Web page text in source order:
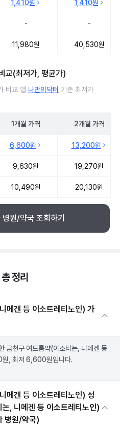
1,410원 1,410원
- -
11,980원 40,530원
교(최저가, 평균가)
비교 앱 나만의닥터 기준 최저가
1개월 가격 2개월 가격
6,600원 13,200원
9,630원 19,270원
10,490원 20,130원
원/약국 조회하기
정리
메겐 등 이소트레티노인) 가
금천구 여드름약(이소티논, 니메겐 등
원, 최저 6,600원입니다.
메겐 등 이소트레티노인) 성
, 니메겐 등 이소트레티노인)
병원/약국)